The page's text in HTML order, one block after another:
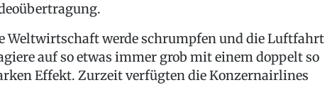
Weltwirtschaft werde schrumpfen und die Luftfahrt
auf so etwas immer grob mit einem doppelt so
Effekt. Zurzeit verfügten die Konzernairlines